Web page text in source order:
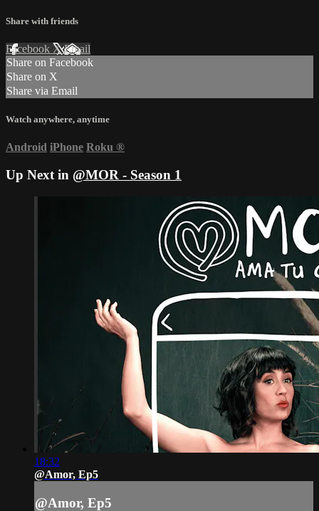
Share with friends
Facebook XEmail
Share on Facebook
Share on X
Share via Email
Watch anywhere, anytime
Android iPhone Roku ®
Up Next in @MOR - Season 1
18:32
@Amor, Ep5
@Amor, Ep5